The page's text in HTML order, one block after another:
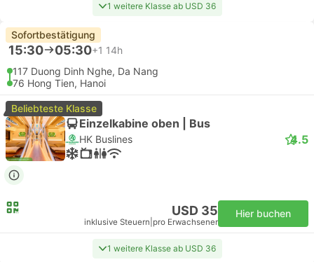
1 weitere Klasse ab USD 36
Sofortbestätigung
15:30 05:30+1 14h
117 Duong Dinh Nghe, Da Nang
76 Hong Tien, Hanoi
Beliebteste Klasse
Einzelkabine oben | Bus
HK Buslines 4.5
USD 35
inklusive Steuern pro Erwachsener
Hier buchen
1 weitere Klasse ab USD 36